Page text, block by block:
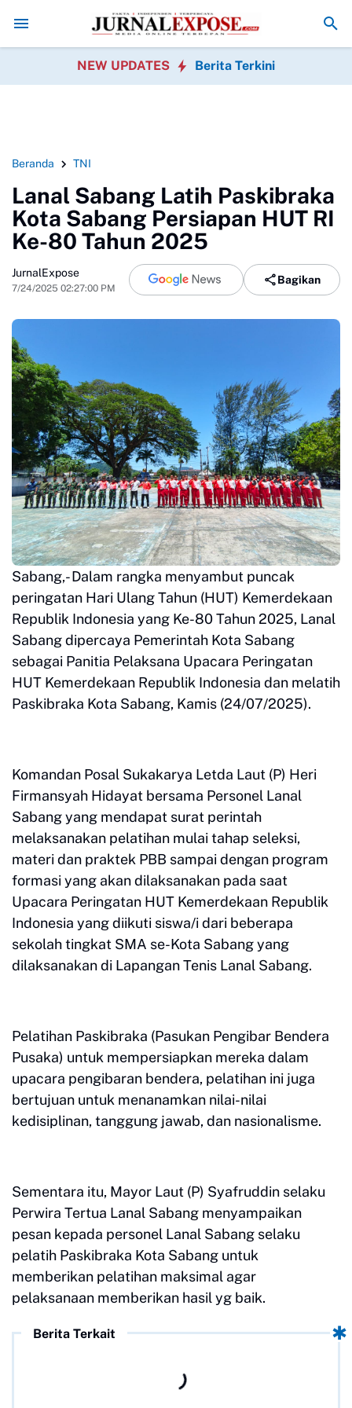
Diduga di Menu MBG Ada Gorengan, Wali Murid SDN
NEW UPDATES Berita Terkini
Beranda TNI
Lanal Sabang Latih Paskibraka
Kota Sabang Persiapan HUT RI
Ke-80 Tahun 2025
JurnalExpose
7/24/2025 02:27:00 PM
Bagikan
Sabang,- Dalam rangka menyambut puncak
peringatan Hari Ulang Tahun (HUT) Kemerdekaan
Republik Indonesia yang Ke-80 Tahun 2025, Lanal
Sabang dipercaya Pemerintah Kota Sabang
sebagai Panitia Pelaksana Upacara Peringatan
HUT Kemerdekaan Republik Indonesia dan melatih
Paskibraka Kota Sabang, Kamis (24/07/2025).
Komandan Posal Sukakarya Letda Laut (P) Heri
Firmansyah Hidayat bersama Personel Lanal
Sabang yang mendapat surat perintah
melaksanakan pelatihan mulai tahap seleksi,
materi dan praktek PBB sampai dengan program
formasi yang akan dilaksanakan pada saat
Upacara Peringatan HUT Kemerdekaan Republik
Indonesia yang diikuti siswa/i dari beberapa
sekolah tingkat SMA se-Kota Sabang yang
dilaksanakan di Lapangan Tenis Lanal Sabang.
Pelatihan Paskibraka (Pasukan Pengibar Bendera
Pusaka) untuk mempersiapkan mereka dalam
upacara pengibaran bendera, pelatihan ini juga
bertujuan untuk menanamkan nilai-nilai
kedisiplinan, tanggung jawab, dan nasionalisme.
Sementara itu, Mayor Laut (P) Syafruddin selaku
Perwira Tertua Lanal Sabang menyampaikan
pesan kepada personel Lanal Sabang selaku
pelatih Paskibraka Kota Sabang untuk
memberikan pelatihan maksimal agar
pelaksanaan memberikan hasil yg baik.
Berita Terkait